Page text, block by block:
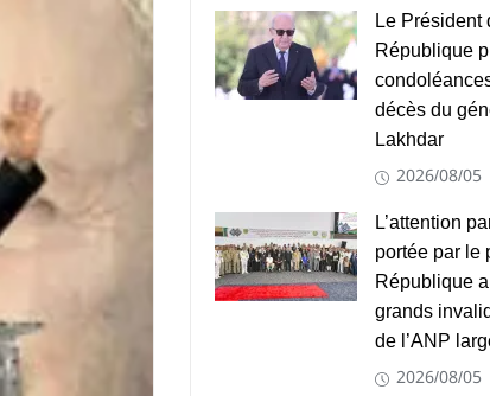
Le Président
République
décès du
Lakhdar
2026/08/05
L’attention
portée par
République
grands
de l’ANP
2026/08/05